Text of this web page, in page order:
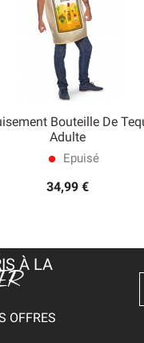
Bouteille De
Adulte
lens Epuisé
34,99 €
Aperçu rapide
À LA
OFFRES